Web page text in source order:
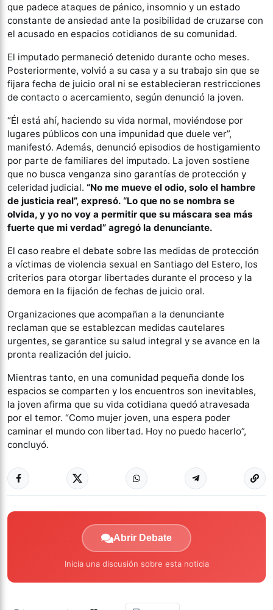
que padece ataques de pánico, insomnio y un estado
constante de ansiedad ante la posibilidad de cruzarse con
el acusado en espacios cotidianos de su comunidad.
El imputado permaneció detenido durante ocho meses.
Posteriormente, volvió a su casa y a su trabajo sin que se
fijara fecha de juicio oral ni se establecieran restricciones
de contacto o acercamiento, según denunció la joven.
“Él está ahí, haciendo su vida normal, moviéndose por
lugares públicos con una impunidad que duele ver”,
manifestó. Además, denunció episodios de hostigamiento
por parte de familiares del imputado. La joven sostiene
que no busca venganza sino garantías de protección y
celeridad judicial. “No me mueve el odio, solo el hambre
de justicia real”, expresó. “Lo que no se nombra se
olvida, y yo no voy a permitir que su máscara sea más
fuerte que mi verdad” agregó la denunciante.
El caso reabre el debate sobre las medidas de protección
a víctimas de violencia sexual en Santiago del Estero, los
criterios para otorgar libertades durante el proceso y la
demora en la fijación de fechas de juicio oral.
Organizaciones que acompañan a la denunciante
reclaman que se establezcan medidas cautelares
urgentes, se garantice su salud integral y se avance en la
pronta realización del juicio.
Mientras tanto, en una comunidad pequeña donde los
espacios se comparten y los encuentros son inevitables,
la joven afirma que su vida cotidiana quedó atravesada
por el temor. “Como mujer joven, una espera poder
caminar el mundo con libertad. Hoy no puedo hacerlo”,
concluyó.
Abrir Debate
Inicia una discusión sobre esta noticia